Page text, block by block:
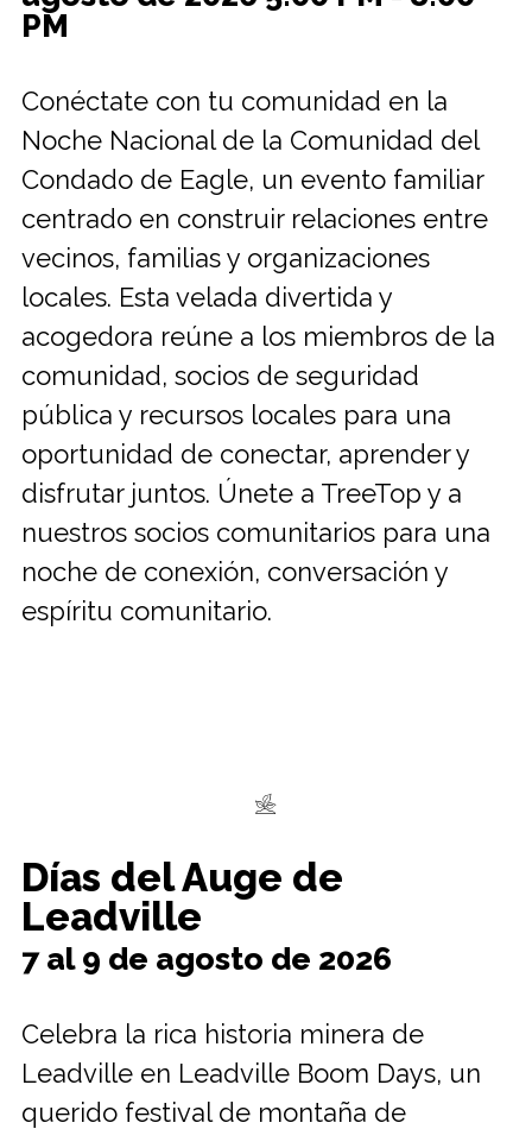
PM
Conéctate con tu comunidad en la
Noche Nacional de la Comunidad del
Condado de Eagle, un evento familiar
centrado en construir relaciones entre
vecinos, familias y organizaciones
locales. Esta velada divertida y
acogedora reúne a los miembros de la
comunidad, socios de seguridad
pública y recursos locales para una
oportunidad de conectar, aprender y
disfrutar juntos. Únete a TreeTop y a
nuestros socios comunitarios para una
noche de conexión, conversación y
espíritu comunitario.
Días del Auge de
Leadville
7 al 9 de agosto de 2026
Celebra la rica historia minera de
Leadville en Leadville Boom Days, un
querido festival de montaña de